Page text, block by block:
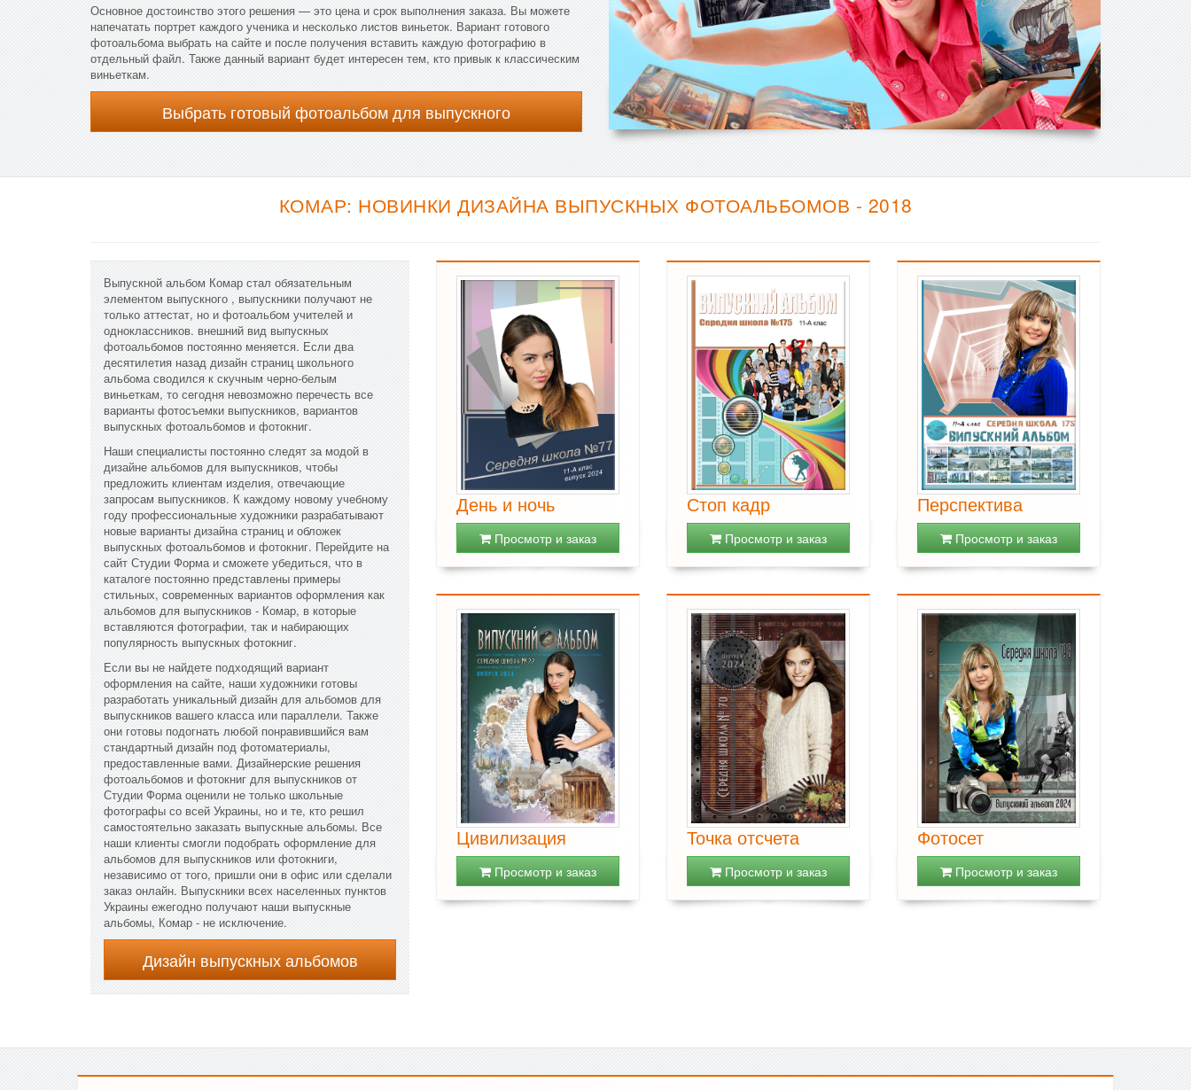
Основное достоинство этого решения — это цена и срок выполнения заказа. Вы можете
напечатать портрет каждого ученика и несколько листов виньеток. Вариант готового
фотоальбома выбрать на сайте и после получения вставить каждую фотографию в
отдельный файл. Также данный вариант будет интересен тем, кто привык к классическим
виньеткам.
Выбрать готовый фотоальбом для выпускного
КОМАР: НОВИНКИ ДИЗАЙНА ВЫПУСКНЫХ ФОТОАЛЬБОМОВ - 2018
Выпускной альбом Комар стал обязательным
элементом выпускного , выпускники получают не
только аттестат, но и фотоальбом учителей и
одноклассников. внешний вид выпускных
фотоальбомов постоянно меняется. Если два
десятилетия назад дизайн страниц школьного
альбома сводился к скучным черно-белым
виньеткам, то сегодня невозможно перечесть все
варианты фотосъемки выпускников, вариантов
выпускных фотоальбомов и фотокниг.
Наши специалисты постоянно следят за модой в
дизайне альбомов для выпускников, чтобы
предложить клиентам изделия, отвечающие
запросам выпускников. К каждому новому учебному
году профессиональные художники разрабатывают
новые варианты дизайна страниц и обложек
выпускных фотоальбомов и фотокниг. Перейдите на
сайт Студии Форма и сможете убедиться, что в
каталоге постоянно представлены примеры
стильных, современных вариантов оформления как
альбомов для выпускников - Комар, в которые
вставляются фотографии, так и набирающих
популярность выпускных фотокниг.
Если вы не найдете подходящий вариант
оформления на сайте, наши художники готовы
разработать уникальный дизайн для альбомов для
выпускников вашего класса или параллели. Также
они готовы подогнать любой понравившийся вам
стандартный дизайн под фотоматериалы,
предоставленные вами. Дизайнерские решения
фотоальбомов и фотокниг для выпускников от
Студии Форма оценили не только школьные
фотографы со всей Украины, но и те, кто решил
самостоятельно заказать выпускные альбомы. Все
наши клиенты смогли подобрать оформление для
альбомов для выпускников или фотокниги,
независимо от того, пришли они в офис или сделали
заказ онлайн. Выпускники всех населенных пунктов
Украины ежегодно получают наши выпускные
альбомы, Комар - не исключение.
Дизайн выпускных альбомов
День и ночь
Просмотр и заказ
Стоп кадр
Просмотр и заказ
Перспектива
Просмотр и заказ
Цивилизация
Просмотр и заказ
Точка отсчета
Просмотр и заказ
Фотосет
Просмотр и заказ